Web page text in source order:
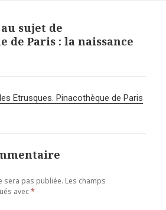
sujet de
de Paris : la naissance
Etrusques. Pinacothèque de Paris
sera pas publiée. Les champs
avec*